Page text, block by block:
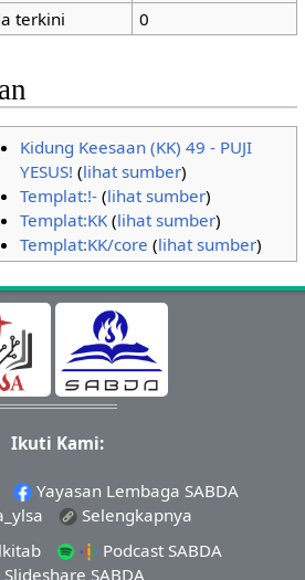
terkini 0
Kidung Keesaan (KK) 49 - PUJI
YESUS! (lihat sumber)
Templat:!- (lihat sumber)
Templat:KK (lihat sumber)
Templat:KK/core (lihat sumber)
Ikuti Kami:
Yayasan Lembaga SABDA
Selengkapnya
Podcast SABDA
Slideshare SABDA